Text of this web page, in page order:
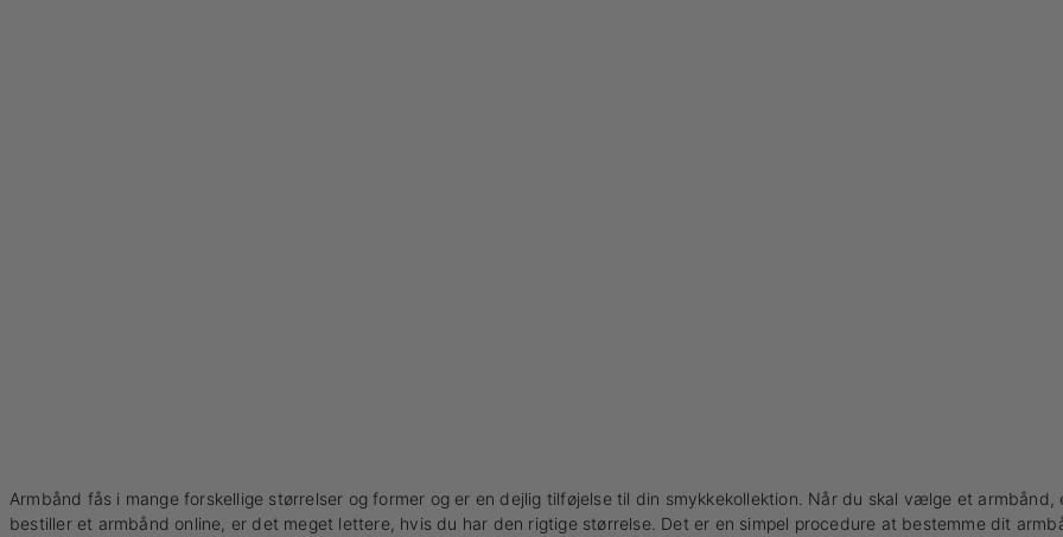
Armbånd fås i mange forskellige størrelser og former og er en dejlig tilføjelse til din smykkekollektion. Når du skal vælge et
bestiller et armbånd online, er det meget lettere, hvis du har den rigtige størrelse. Det er en simpel procedure at bestemme dit